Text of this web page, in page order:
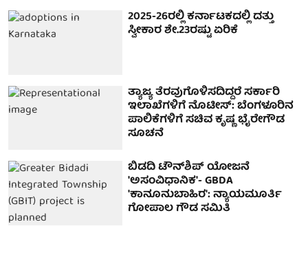
2025-26ರಲ್ಲಿ ಕರ್ನಾಟಕದಲ್ಲಿ ದತ್ತು
ಸ್ವೀಕಾರ ಶೇ.23ರಷ್ಟು ಏರಿಕೆ
ತ್ಯಾಜ್ಯ ತೆರವುಗೊಳಿಸದಿದ್ದರೆ ಸರ್ಕಾರಿ
ಇಲಾಖೆಗಳಿಗೆ ನೊಟೀಸ್: ಬೆಂಗಳೂರಿನ
ಪಾಲಿಕೆಗಳಿಗೆ ಸಚಿವ ಕೃಷ್ಣ ಭೈರೇಗೌಡ
ಸೂಚನೆ
ಬಿಡದಿ ಟೌನ್‌ಶಿಪ್ ಯೋಜನೆ
'ಅಸಂವಿಧಾನಿಕ'- GBDA
'ಕಾನೂನುಬಾಹಿರ': ನ್ಯಾಯಮೂರ್ತಿ
ಗೋಪಾಲ ಗೌಡ ಸಮಿತಿ